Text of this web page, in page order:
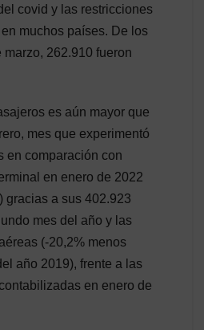
covid y las restricciones
muchos países. De los
262.910 fueron
es aún mayor que
mes que experimentó
en comparación con
en enero de 2022
gracias a sus 402.923
mes del año y las
(-20,2% menos
año 2019), frente a las
en enero de